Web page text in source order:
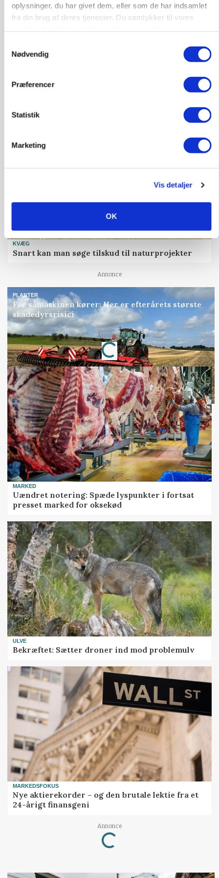
oplysninger, du har givet dem, eller som de har indsamlet
fra din brug af deres tjenester. Du samtykker til vores
Nødvendig
Præferencer
Statistik
Marketing
Vis detaljer
OK
protestgruppe vil demonstrere mod ny
gødskningslov
KVÆG
Snart kan man søge tilskud til naturprojekter
Annonce
PLANTER
Før såmaskinen kører: Her er efterårets største
skadedyrsrisici
Annonce
Loading...
MARKED
Uændret notering: Spæde lyspunkter i fortsat
presset marked for oksekød
ULVE
Bekræftet: Sætter droner ind mod problemulv
MARKEDSFOKUS
Nye aktierekorder – og den brutale lektie fra et
24-årigt finansgeni
Annonce
Loading...